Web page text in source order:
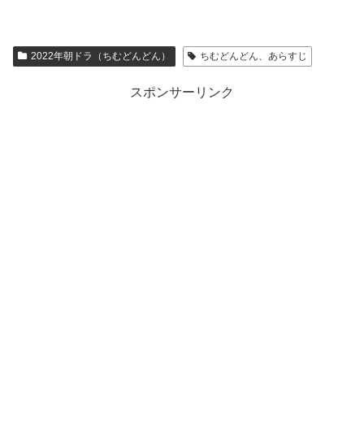
2022年朝ドラ（ちむどんどん） ちむどんどん、あらすじ
スポンサーリンク